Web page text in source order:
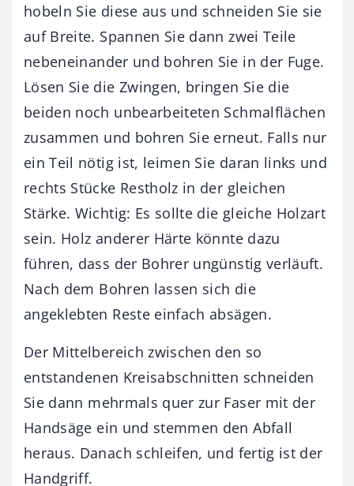
hobeln Sie diese aus und schneiden Sie sie
auf Breite. Spannen Sie dann zwei Teile
nebeneinander und bohren Sie in der Fuge.
Lösen Sie die Zwingen, bringen Sie die
beiden noch unbearbeiteten Schmalflächen
zusammen und bohren Sie erneut. Falls nur
ein Teil nötig ist, leimen Sie daran links und
rechts Stücke Restholz in der gleichen
Stärke. Wichtig: Es sollte die gleiche Holzart
sein. Holz anderer Härte könnte dazu
führen, dass der Bohrer ungünstig verläuft.
Nach dem Bohren lassen sich die
angeklebten Reste einfach absägen.
Der Mittelbereich zwischen den so
entstandenen Kreisabschnitten schneiden
Sie dann mehrmals quer zur Faser mit der
Handsäge ein und stemmen den Abfall
heraus. Danach schleifen, und fertig ist der
Handgriff.